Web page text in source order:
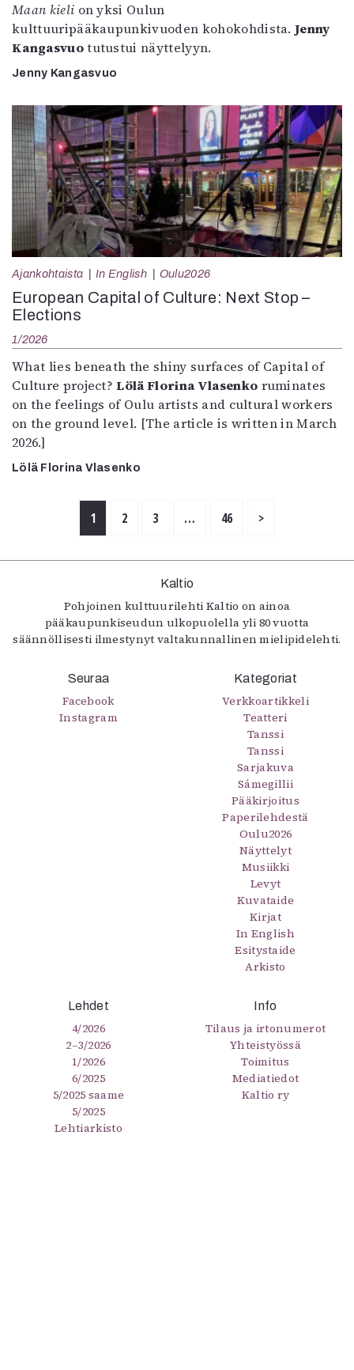
Maan kieli on yksi Oulun
kulttuuripääkaupunkivuoden kohokohdista.Jenny
Kangasvuotutustui näyttelyyn.
Jenny Kangasvuo
Ajankohtaista In English Oulu2026
European Capital of Culture: Next Stop –
Elections
1/2026
What lies beneath the shiny surfaces of Capital of
Culture project?Lölä Florina Vlasenko ruminates
on the feelings of Oulu artists and cultural workers
on the ground level. [The article is written in March
2026.]
Lölä Florina Vlasenko
1 2 3 … 46 >
Kaltio
Pohjoinen kulttuurilehti Kaltio on ainoa
pääkaupunkiseudun ulkopuolella yli 80 vuotta
säännöllisesti ilmestynyt valtakunnallinen mielipidelehti.
Seuraa
Facebook
Instagram
Kategoriat
Verkkoartikkeli
Teatteri
Tanssi
Tanssi
Sarjakuva
Sámegillii
Pääkirjoitus
Paperilehdestä
Oulu2026
Näyttelyt
Musiikki
Levyt
Kuvataide
Kirjat
In English
Esitystaide
Arkisto
Lehdet
4/2026
2–3/2026
1/2026
6/2025
5/2025 saame
5/2025
Lehtiarkisto
Info
Tilaus ja irtonumerot
Yhteistyössä
Toimitus
Mediatiedot
Kaltio ry